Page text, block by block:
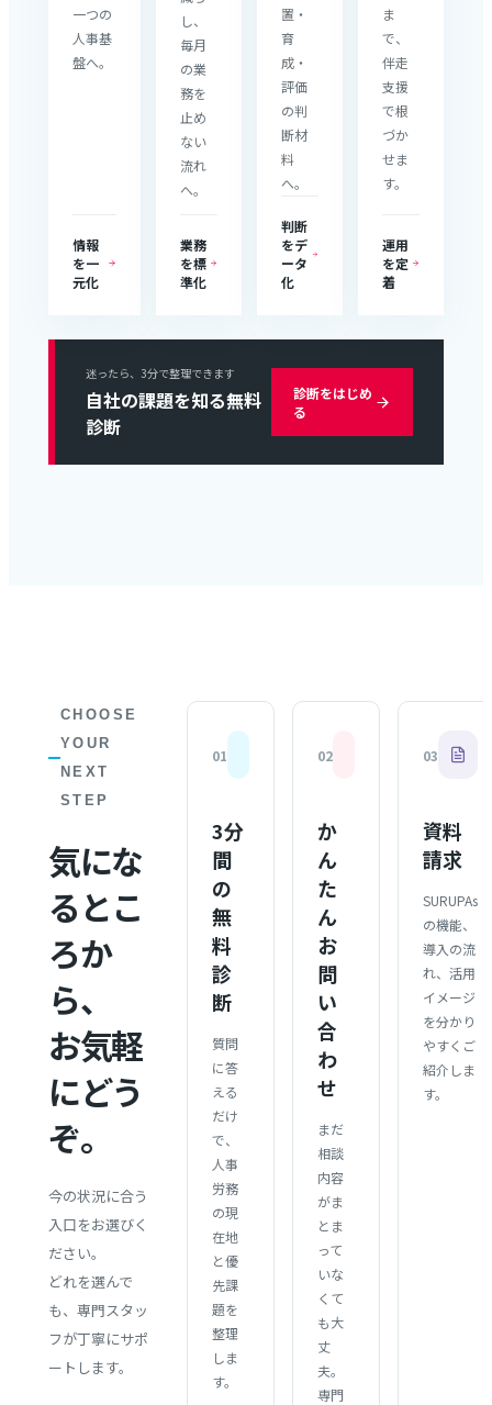
一つの
人事基
盤へ。
情報
を一
元化
し、
毎月
の業
務を
止め
ない
流れ
へ。
業務
を標
準化
置・
育
成・
評価
の判
断材
料
へ。
判断
をデ
ータ
化
ま
で、
伴走
支援
で根
づか
せま
す。
運用
を定
着
迷ったら、3分で整理できます
自社の課題を知る無料
診断
診断をはじめ
る
CHOOSE
YOUR
NEXT
STEP
気にな
るとこ
ろか
ら、
お気軽
にどう
ぞ。
今の状況に合う
入口をお選びく
ださい。
どれを選んで
も、専門スタッ
フが丁寧にサポ
ートします。
01
3分
間
の
無
料
診
断
質問
に答
える
だけ
で、
人事
労務
の現
在地
と優
先課
題を
整理
しま
す。
02
か
ん
た
ん
お
問
い
合
わ
せ
まだ
相談
内容
がま
とま
って
いな
くて
も大
丈
夫。
専門
03
資料
請求
SURUPAs
の機能、
導入の流
れ、活用
イメージ
を分かり
やすくご
紹介しま
す。